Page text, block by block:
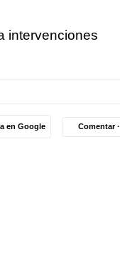
intervenciones
en Google Comentar ·